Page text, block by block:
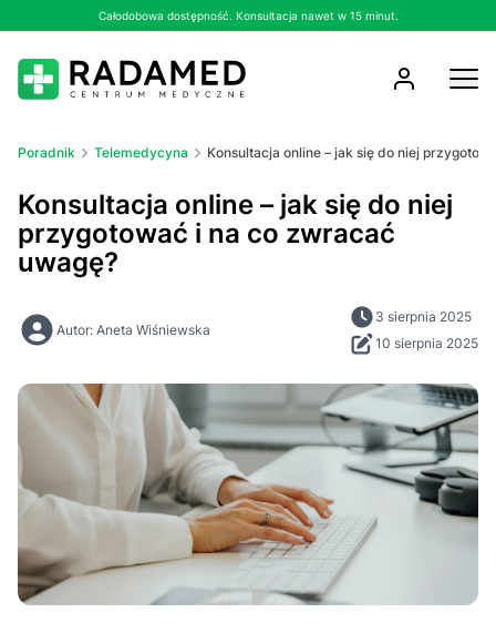
Całodobowa dostępność. Konsultacja nawet w 15 minut.
Poradnik Telemedycyna Konsultacja online – jak się do niej
Konsultacja online – jak się do niej
przygotować i na co zwracać
uwagę?
Autor: Aneta Wiśniewska
3 sierpnia 2025
10 sierpnia 2025